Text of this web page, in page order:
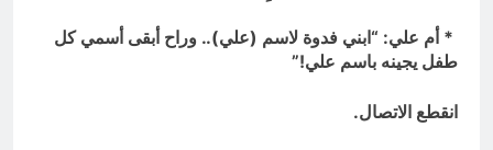
* أم علي: “ابني فدوة لاسم (علي).. وراح أبقى أسمي كل
طفل يجينه باسم علي!”
انقطع الاتصال.